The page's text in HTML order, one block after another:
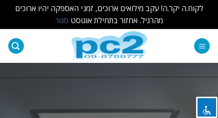
visibility_off השבת את ההבזקים
zoom_out זום (הקטנה)
לקוח.ה יקר.ה! עקב מילואים ארוכים, זמני האספקה יהיו ארוכים
מהרגיל. אחזור בתחילת אוגוסט סגור